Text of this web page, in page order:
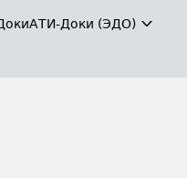
АТИ-Доки (ЭДО)